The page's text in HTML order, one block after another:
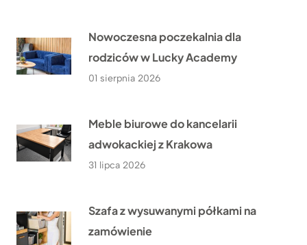
Nowoczesna poczekalnia dla
rodziców w Lucky Academy
01 sierpnia 2026
Meble biurowe do kancelarii
adwokackiej z Krakowa
31 lipca 2026
Szafa z wysuwanymi półkami na
zamówienie